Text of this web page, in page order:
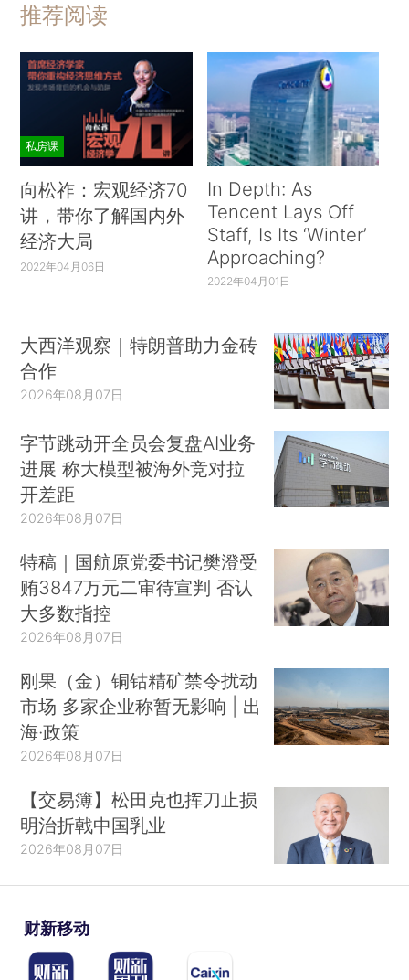
推荐阅读
私房课
向松祚：宏观经济70
讲，带你了解国内外
经济大局
2022年04月06日
In Depth: As
Tencent Lays Off
Staff, Is Its ‘Winter’
Approaching?
2022年04月01日
大西洋观察｜特朗普助力金砖
合作
2026年08月07日
字节跳动开全员会复盘AI业务
进展 称大模型被海外竞对拉
开差距
2026年08月07日
特稿｜国航原党委书记樊澄受
贿3847万元二审待宣判 否认
大多数指控
2026年08月07日
刚果（金）铜钴精矿禁令扰动
市场 多家企业称暂无影响 | 出
海·政策
2026年08月07日
【交易簿】松田克也挥刀止损
明治折戟中国乳业
2026年08月07日
财新移动